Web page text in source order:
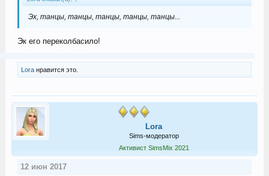
Эх, танцы, танцы, танцы, танцы, танцы...
Эк его переколбасило!
Loraнравится это.
Lora
Sims-модератор
Активист SimsMix 2021
12 июн 2017